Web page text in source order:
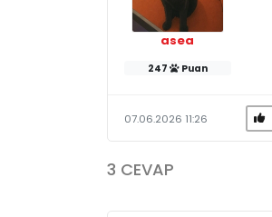
asea
247 Puan
07.06.2026 11:26
3 CEVAP